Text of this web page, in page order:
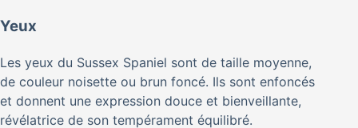
Yeux
Les yeux du Sussex Spaniel sont de taille moyenne,
de couleur noisette ou brun foncé. Ils sont enfoncés
et donnent une expression douce et bienveillante,
révélatrice de son tempérament équilibré.